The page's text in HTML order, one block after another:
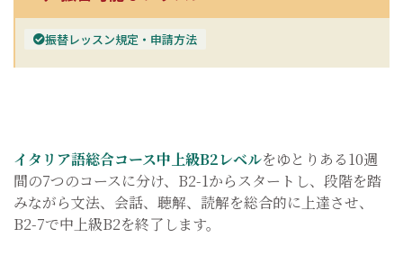
振替レッスン規定・申請方法
イタリア語総合コース中上級B2レベルをゆとりある10週
間の7つのコースに分け、B2-1からスタートし、段階を踏
みながら文法、会話、聴解、読解を総合的に上達させ、
B2-7で中上級B2を終了します。